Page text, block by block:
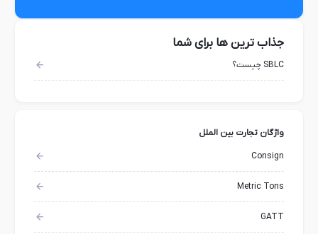
جذاب ترین ها برای شما
SBLC چیست؟
واژگان تجارت بین الملل
Consign
Metric Tons
GATT